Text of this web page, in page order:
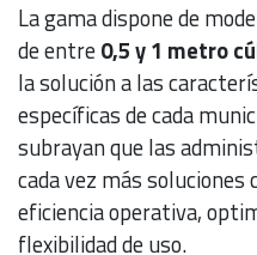
La gama dispone de
de entre0,5 y 1 metro
la solución a las
específicas de cada
subrayan que las
cada vez más soluciones
eficiencia operativa,
flexibilidad de uso.